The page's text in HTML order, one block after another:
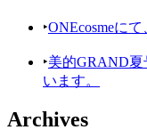
‣ONEcosmeに
‣美的GRAND夏
います。
Archives